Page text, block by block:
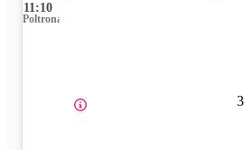
11:10
Poltrona